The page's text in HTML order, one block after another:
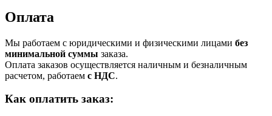
Оплата
Мы работаем с юридическими и физическими лицами без
минимальной суммы заказа.
Оплата заказов осуществляется наличным и безналичным
расчетом, работаем с НДС.
Как оплатить заказ: